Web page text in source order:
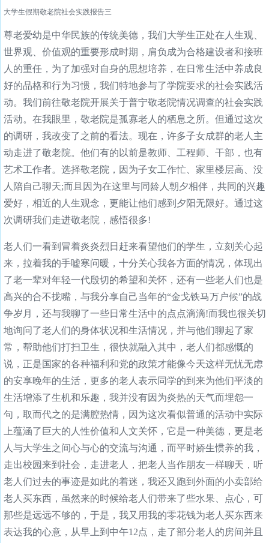
大学生假期敬老院社会实践报告三
尊老爱幼是中华民族的传统美德，我们大学生正处在人生观、
世界观、价值观的重要形成时期，肩负成为合格建设者和接班
人的重任，为了加强对自身的思想培养，在日常生活中养成良
好的品格和行为习惯，我们特地参与了学院要求的社会实践活
动。我们前往敬老院开展关于普宁敬老院情况调查的社会实践
活动。在我眼里，敬老院是孤寡老人的栖息之所。但通过这次
的调研，我改变了之前的看法。现在，许多子女成群的老人主
动走进了敬老院。他们有的以前是教师、工程师、干部，也有
艺术工作者。选择敬老院，因为子女工作忙、家里楼层高、没
人陪自己聊天;而且因为在这里与同龄人朝夕相伴，共同的兴趣
爱好，相近的人生观念，更能让他们感到夕阳无限好。通过这
次调研我们走进敬老院，感悟很多!
老人们一看到冒着炎炎烈日赶来看望他们的学生，立刻关心起
来，拉着我的手嘘寒问暖，十分关心我各方面的情况，体现出
了老一辈对年轻一代殷切的希望和关怀，还有一些老人们也是
高兴的合不拢嘴，与我分享自己当年的“金戈铁马万户候”的战
争岁月，还与我聊了一些日常生活中的点点滴滴!而我也很关切
地询问了老人们的身体状况和生活情况，并与他们聊起了家
常，帮助他们打扫卫生，很快就融入其中，老人们都感慨的
说，正是国家的各种福利和党的政策才能像今天这样无忧无虑
的安享晚年的生活，更多的老人表示同学的到来为他们平淡的
生活增添了生机和乐趣，我并没有因为炎热的天气而埋怨一
句，取而代之的是满腔热情，因为这次看似普通的活动中实际
上蕴涵了巨大的人性价值和人文关怀，它是一种美德，更是老
人与大学生之间心与心的交流与沟通，而平时娇生惯养的我，
走出校园来到社会，走进老人，把老人当作朋友一样聊天，听
老人们过去的事迹是如此的着迷，我还又跑到外面的小卖部给
老人买东西，虽然来的时候给老人们带来了些水果、点心，可
那些是远远不够的，于是，我又用我的零花钱为老人买东西来
表达我的心意，从早上到中午12点，走了部分老人的房间并且